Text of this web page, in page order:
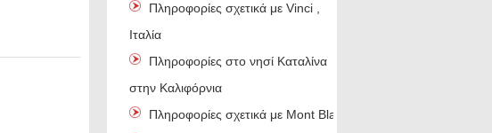
Πληροφορίες σχετικά με Vinci ,
Ιταλία
Πληροφορίες στο νησί Καταλίνα
στην Καλιφόρνια
Πληροφορίες σχετικά με Mont Blanc